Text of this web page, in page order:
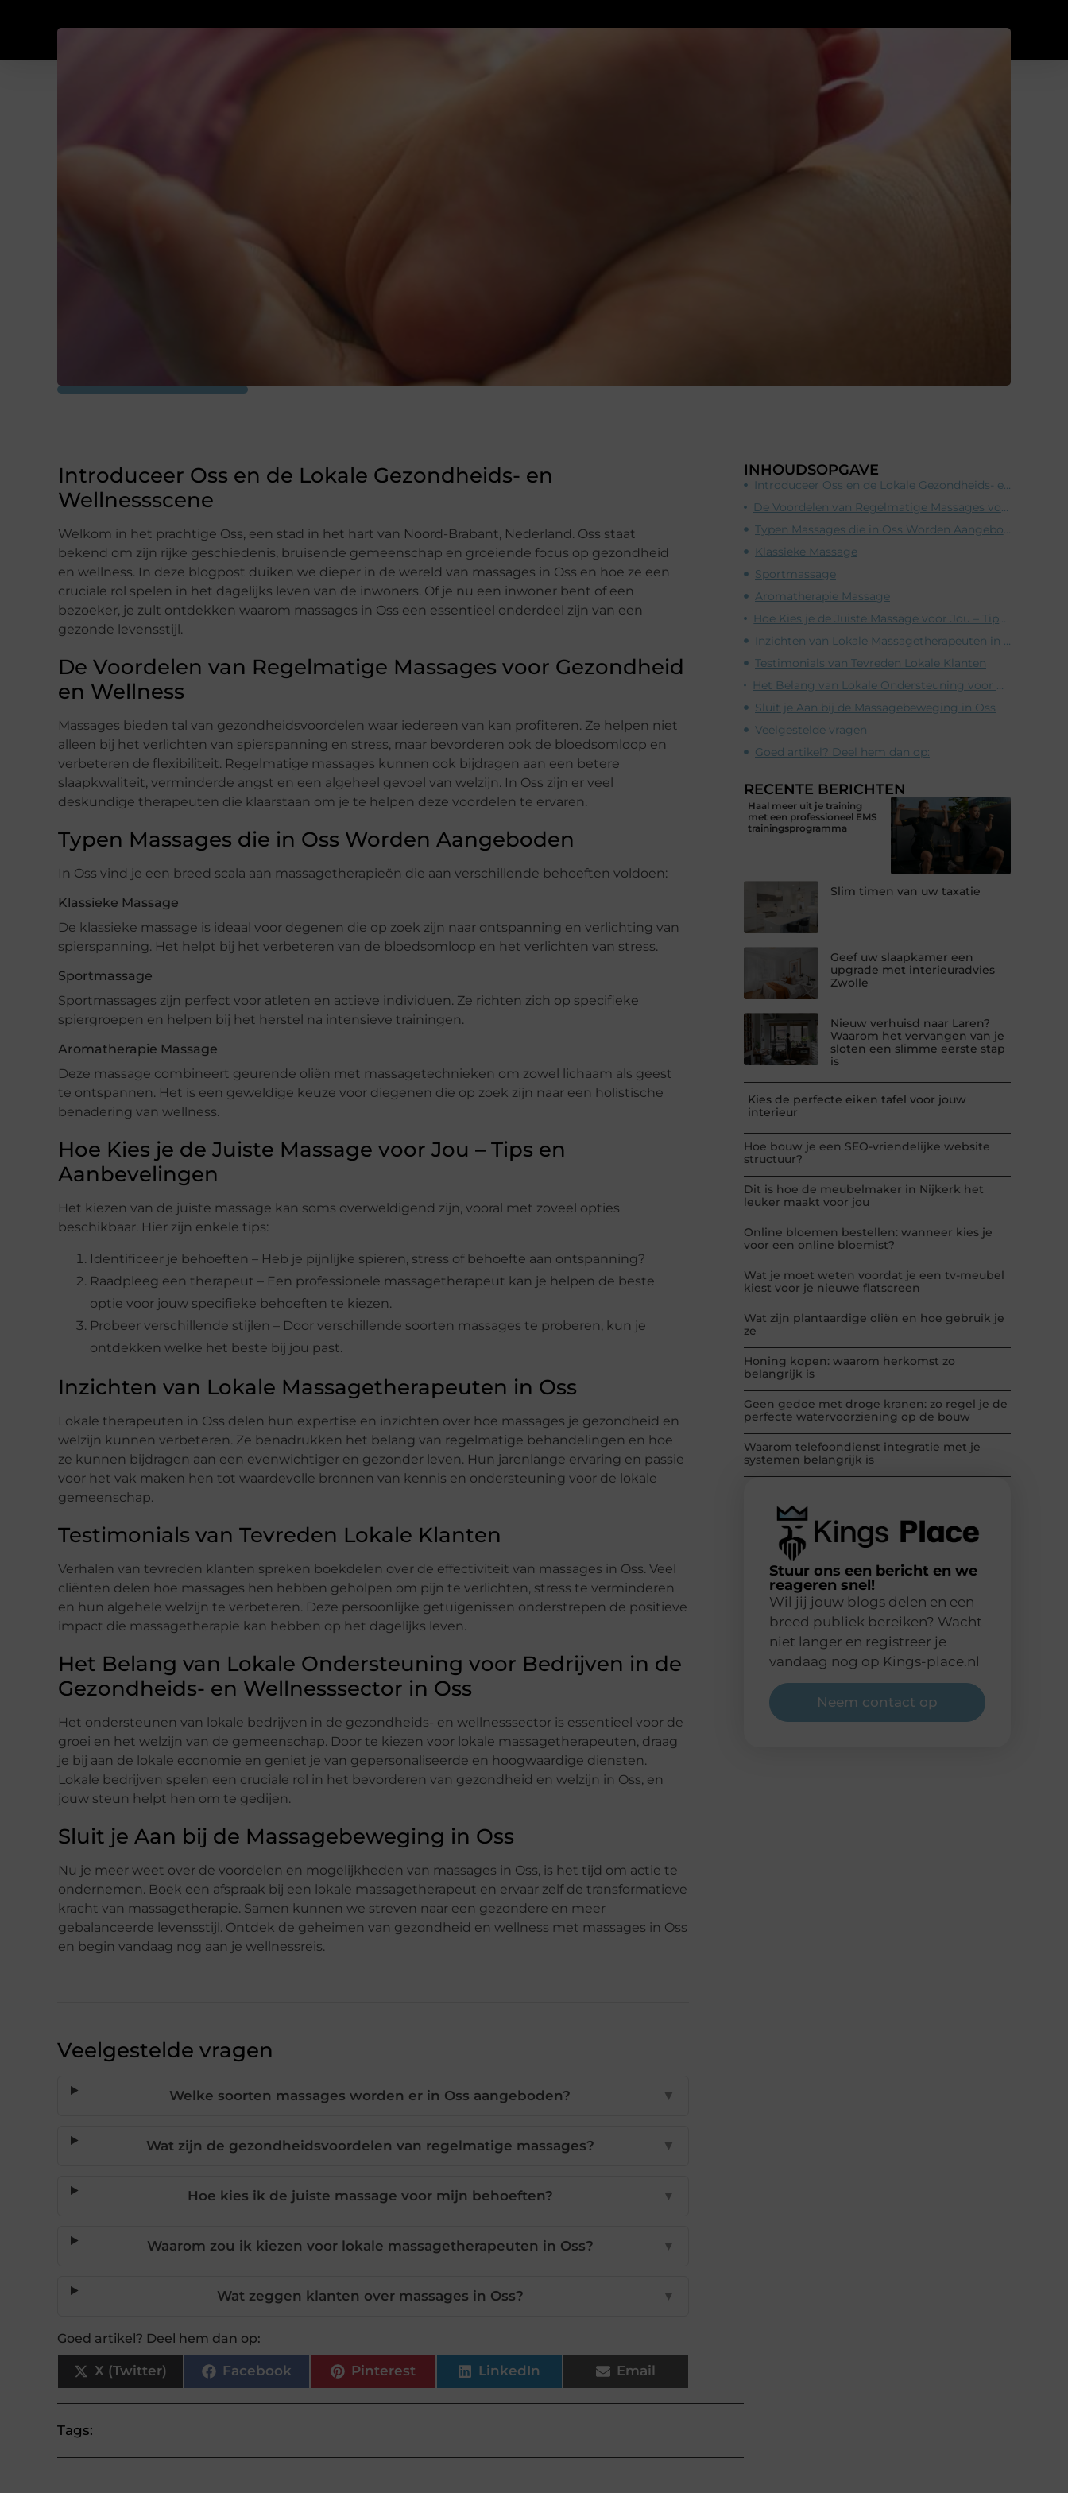
Introduceer Oss en de Lokale Gezondheids- en
Wellnessscene
Welkom in het prachtige Oss, een stad in het hart van Noord-Brabant, Nederland. Oss staat
bekend om zijn rijke geschiedenis, bruisende gemeenschap en groeiende focus op gezondheid
en wellness. In deze blogpost duiken we dieper in de wereld van massages in Oss en hoe ze een
cruciale rol spelen in het dagelijks leven van de inwoners. Of je nu een inwoner bent of een
bezoeker, je zult ontdekken waarom massages in Oss een essentieel onderdeel zijn van een
gezonde levensstijl.
De Voordelen van Regelmatige Massages voor Gezondheid
en Wellness
Massages bieden tal van gezondheidsvoordelen waar iedereen van kan profiteren. Ze helpen niet
alleen bij het verlichten van spierspanning en stress, maar bevorderen ook de bloedsomloop en
verbeteren de flexibiliteit. Regelmatige massages kunnen ook bijdragen aan een betere
slaapkwaliteit, verminderde angst en een algeheel gevoel van welzijn. In Oss zijn er veel
deskundige therapeuten die klaarstaan om je te helpen deze voordelen te ervaren.
Typen Massages die in Oss Worden Aangeboden
In Oss vind je een breed scala aan massagetherapieën die aan verschillende behoeften voldoen:
Klassieke Massage
De klassieke massage is ideaal voor degenen die op zoek zijn naar ontspanning en verlichting van
spierspanning. Het helpt bij het verbeteren van de bloedsomloop en het verlichten van stress.
Sportmassage
Sportmassages zijn perfect voor atleten en actieve individuen. Ze richten zich op specifieke
spiergroepen en helpen bij het herstel na intensieve trainingen.
Aromatherapie Massage
Deze massage combineert geurende oliën met massagetechnieken om zowel lichaam als geest
te ontspannen. Het is een geweldige keuze voor diegenen die op zoek zijn naar een holistische
benadering van wellness.
Hoe Kies je de Juiste Massage voor Jou – Tips en
Aanbevelingen
Het kiezen van de juiste massage kan soms overweldigend zijn, vooral met zoveel opties
beschikbaar. Hier zijn enkele tips:
Identificeer je behoeften – Heb je pijnlijke spieren, stress of behoefte aan ontspanning?
Raadpleeg een therapeut – Een professionele massagetherapeut kan je helpen de beste
optie voor jouw specifieke behoeften te kiezen.
Probeer verschillende stijlen – Door verschillende soorten massages te proberen, kun je
ontdekken welke het beste bij jou past.
Inzichten van Lokale Massagetherapeuten in Oss
Lokale therapeuten in Oss delen hun expertise en inzichten over hoe massages je gezondheid en
welzijn kunnen verbeteren. Ze benadrukken het belang van regelmatige behandelingen en hoe
ze kunnen bijdragen aan een evenwichtiger en gezonder leven. Hun jarenlange ervaring en passie
voor het vak maken hen tot waardevolle bronnen van kennis en ondersteuning voor de lokale
gemeenschap.
Testimonials van Tevreden Lokale Klanten
Verhalen van tevreden klanten spreken boekdelen over de effectiviteit van massages in Oss. Veel
cliënten delen hoe massages hen hebben geholpen om pijn te verlichten, stress te verminderen
en hun algehele welzijn te verbeteren. Deze persoonlijke getuigenissen onderstrepen de positieve
impact die massagetherapie kan hebben op het dagelijks leven.
Het Belang van Lokale Ondersteuning voor Bedrijven in de
Gezondheids- en Wellnesssector in Oss
Het ondersteunen van lokale bedrijven in de gezondheids- en wellnesssector is essentieel voor de
groei en het welzijn van de gemeenschap. Door te kiezen voor lokale massagetherapeuten, draag
je bij aan de lokale economie en geniet je van gepersonaliseerde en hoogwaardige diensten.
Lokale bedrijven spelen een cruciale rol in het bevorderen van gezondheid en welzijn in Oss, en
jouw steun helpt hen om te gedijen.
Sluit je Aan bij de Massagebeweging in Oss
Nu je meer weet over de voordelen en mogelijkheden van massages in Oss, is het tijd om actie te
ondernemen. Boek een afspraak bij een lokale massagetherapeut en ervaar zelf de transformatieve
kracht van massagetherapie. Samen kunnen we streven naar een gezondere en meer
gebalanceerde levensstijl. Ontdek de geheimen van gezondheid en wellness met massages in Oss
en begin vandaag nog aan je wellnessreis.
Veelgestelde vragen
Welke soorten massages worden er in Oss aangeboden? ▼
Wat zijn de gezondheidsvoordelen van regelmatige massages? ▼
Hoe kies ik de juiste massage voor mijn behoeften? ▼
Waarom zou ik kiezen voor lokale massagetherapeuten in Oss? ▼
Wat zeggen klanten over massages in Oss? ▼
Goed artikel? Deel hem dan op:
X (Twitter) Facebook Pinterest LinkedIn Email
Tags:
INHOUDSOPGAVE
Introduceer Oss en de Lokale Gezondheids- en Wellnessscene
De Voordelen van Regelmatige Massages voor Gezondheid en Wellness
Typen Massages die in Oss Worden Aangeboden
Klassieke Massage
Sportmassage
Aromatherapie Massage
Hoe Kies je de Juiste Massage voor Jou – Tips en Aanbevelingen
Inzichten van Lokale Massagetherapeuten in Oss
Testimonials van Tevreden Lokale Klanten
Het Belang van Lokale Ondersteuning voor Bedrijven in de Gezondheids- en Wellnesssector in Oss
Sluit je Aan bij de Massagebeweging in Oss
Veelgestelde vragen
Goed artikel? Deel hem dan op:
RECENTE BERICHTEN
Haal meer uit je training
met een professioneel EMS
trainingsprogramma
Slim timen van uw taxatie
Geef uw slaapkamer een
upgrade met interieuradvies
Zwolle
Nieuw verhuisd naar Laren?
Waarom het vervangen van je
sloten een slimme eerste stap
is
Kies de perfecte eiken tafel voor jouw
interieur
Hoe bouw je een SEO-vriendelijke website
structuur?
Dit is hoe de meubelmaker in Nijkerk het
leuker maakt voor jou
Online bloemen bestellen: wanneer kies je
voor een online bloemist?
Wat je moet weten voordat je een tv-meubel
kiest voor je nieuwe flatscreen
Wat zijn plantaardige oliën en hoe gebruik je
ze
Honing kopen: waarom herkomst zo
belangrijk is
Geen gedoe met droge kranen: zo regel je de
perfecte watervoorziening op de bouw
Waarom telefoondienst integratie met je
systemen belangrijk is
Stuur ons een bericht en we
reageren snel!
Wil jij jouw blogs delen en een
breed publiek bereiken? Wacht
niet langer en registreer je
vandaag nog op Kings-place.nl
Neem contact op